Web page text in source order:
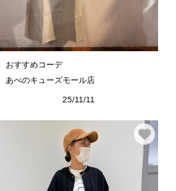
おすすめコーデ
あべのキューズモール店
25/11/11